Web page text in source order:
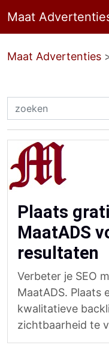
Maat
Maat Advertenties
Plaats
MaatADS
resultaten
Verbeter je SEO
MaatADS. Plaats
kwalitatieve
zichtbaarheid te